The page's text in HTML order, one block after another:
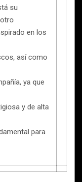
su
en los
así como
ya que
y de alta
para